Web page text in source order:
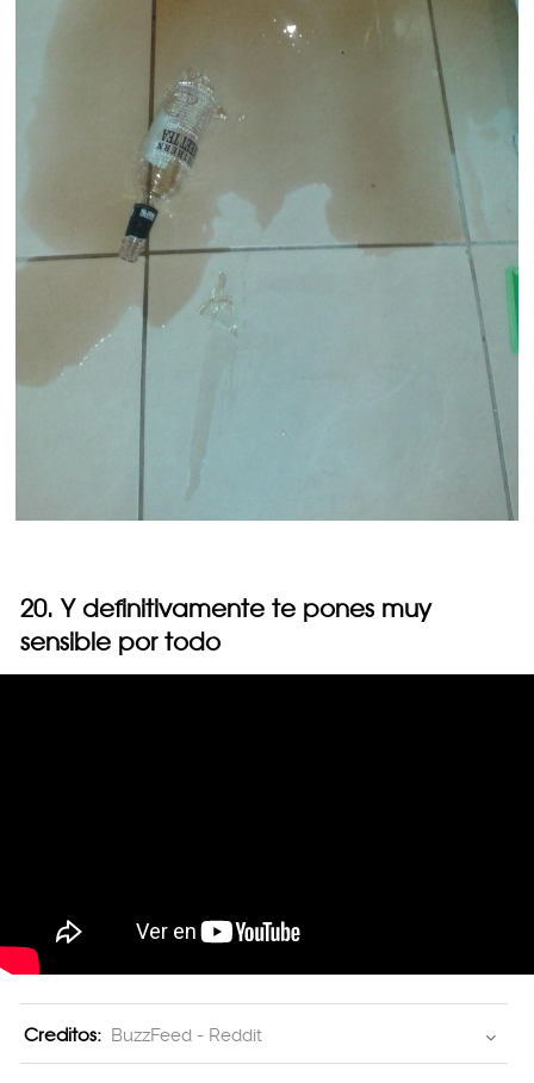
20. Y definitivamente te pones muy
sensible por todo
Creditos: BuzzFeed - Reddit